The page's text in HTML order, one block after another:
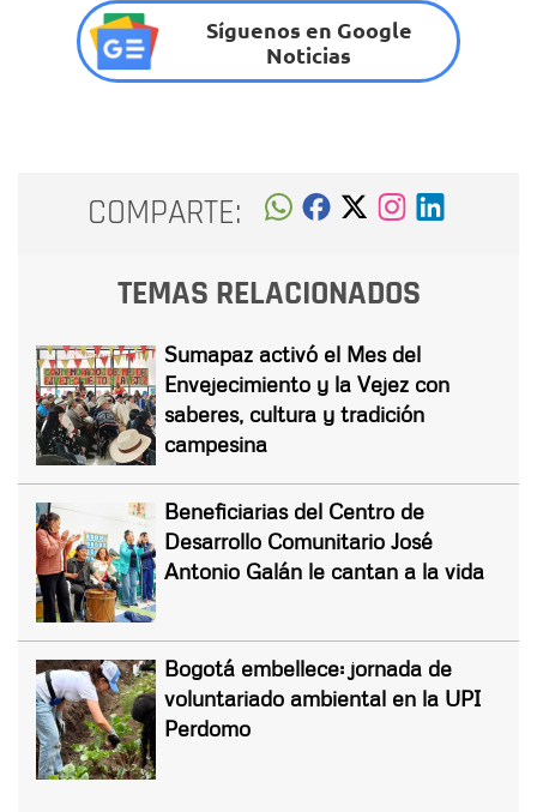
Síguenos en Google
Noticias
COMPARTE:
TEMAS RELACIONADOS
Sumapaz activó el Mes del
Envejecimiento y la Vejez con
saberes, cultura y tradición
campesina
Beneficiarias del Centro de
Desarrollo Comunitario José
Antonio Galán le cantan a la vida
Bogotá embellece: jornada de
voluntariado ambiental en la UPI
Perdomo